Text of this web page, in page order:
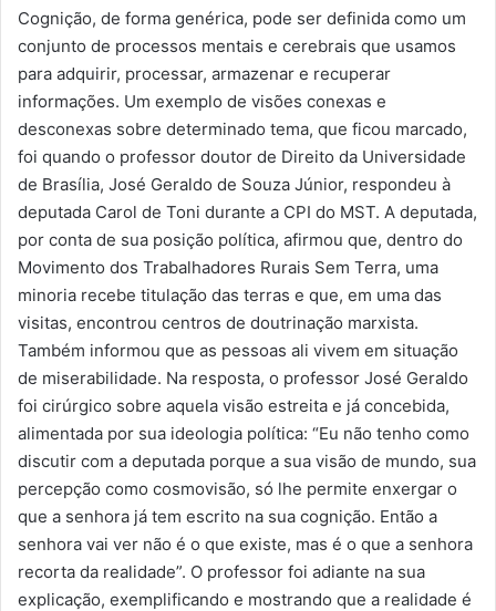
Cognição, de forma genérica, pode ser definida como um
conjunto de processos mentais e cerebrais que usamos
para adquirir, processar, armazenar e recuperar
informações. Um exemplo de visões conexas e
desconexas sobre determinado tema, que ficou marcado,
foi quando o professor doutor de Direito da Universidade
de Brasília, José Geraldo de Souza Júnior, respondeu à
deputada Carol de Toni durante a CPI do MST. A deputada,
por conta de sua posição política, afirmou que, dentro do
Movimento dos Trabalhadores Rurais Sem Terra, uma
minoria recebe titulação das terras e que, em uma das
visitas, encontrou centros de doutrinação marxista.
Também informou que as pessoas ali vivem em situação
de miserabilidade. Na resposta, o professor José Geraldo
foi cirúrgico sobre aquela visão estreita e já concebida,
alimentada por sua ideologia política: “Eu não tenho como
discutir com a deputada porque a sua visão de mundo, sua
percepção como cosmovisão, só lhe permite enxergar o
que a senhora já tem escrito na sua cognição. Então a
senhora vai ver não é o que existe, mas é o que a senhora
recorta da realidade”. O professor foi adiante na sua
explicação, exemplificando e mostrando que a realidade é